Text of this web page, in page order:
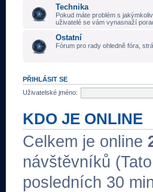
Technika
Pokud máte problém s
uživatelé se vám vynasnaží
Ostatní
Fórum pro rady ohledně fóra,
PŘIHLÁSIT SE
Uživatelské jméno:
KDO JE ONLINE
Celkem je online
návštěvníků
posledních 30